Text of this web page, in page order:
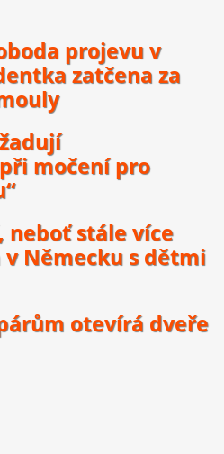
projevu v
zatčena za
močení pro
neboť stále více
Německu s dětmi
otevírá dveře